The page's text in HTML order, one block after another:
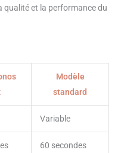
qualité et la performance du
Modèle
standard
Variable
60 secondes